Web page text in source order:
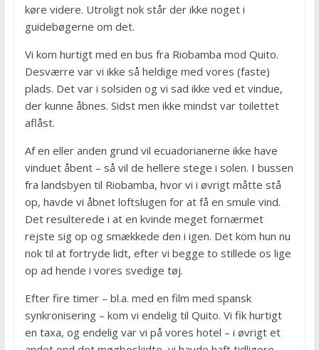
køre videre. Utroligt nok står der ikke noget i
guidebøgerne om det.
Vi kom hurtigt med en bus fra Riobamba mod Quito.
Desværre var vi ikke så heldige med vores (faste)
plads. Det var i solsiden og vi sad ikke ved et vindue,
der kunne åbnes. Sidst men ikke mindst var toilettet
aflåst.
Af en eller anden grund vil ecuadorianerne ikke have
vinduet åbent – så vil de hellere stege i solen. I bussen
fra landsbyen til Riobamba, hvor vi i øvrigt måtte stå
op, havde vi åbnet loftslugen for at få en smule vind.
Det resulterede i at en kvinde meget fornærmet
rejste sig op og smækkede den i igen. Det kom hun nu
nok til at fortryde lidt, efter vi begge to stillede os lige
op ad hende i vores svedige tøj.
Efter fire timer – bl.a. med en film med spansk
synkronisering – kom vi endelig til Quito. Vi fik hurtigt
en taxa, og endelig var vi på vores hotel – i øvrigt et